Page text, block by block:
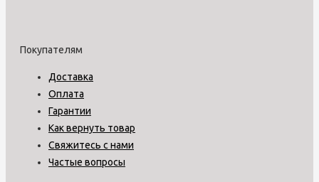
Покупателям
Доставка
Оплата
Гарантии
Как вернуть товар
Свяжитесь с нами
Частые вопросы